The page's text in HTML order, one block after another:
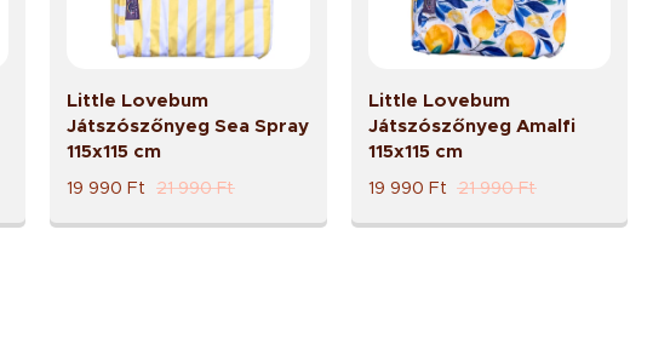
Little Lovebum
Játszószőnyeg Sea Spray
115x115 cm
19 990 Ft 21 990Ft
Little Lovebum
Játszószőnyeg Amalfi
115x115 cm
19 990 Ft 21 990Ft